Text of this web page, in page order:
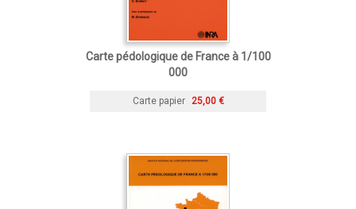
Carte pédologique de France à 1/100
000
Carte papier 25,00 €